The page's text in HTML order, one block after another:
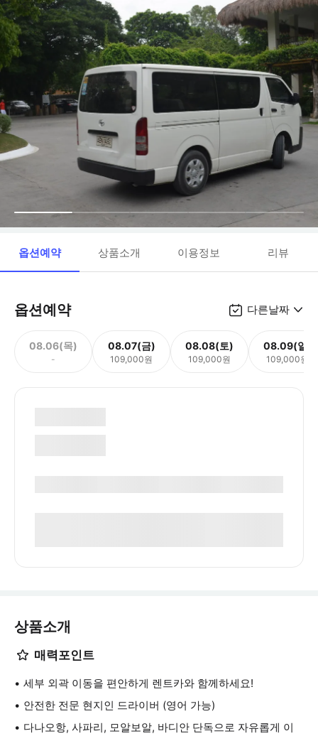
옵션예약 상품소개 이용정보 리뷰
옵션예약 다른날짜
08.06(목)
-
08.07(금)
109,000원
08.08(토)
109,000원
08.09(일)
109,000원
상품소개
매력포인트
세부 외곽 이동을 편안하게 렌트카와 함께하세요!
안전한 전문 현지인 드라이버 (영어 가능)
다나오항, 사파리, 모알보알, 바디안 단독으로 자유롭게 이